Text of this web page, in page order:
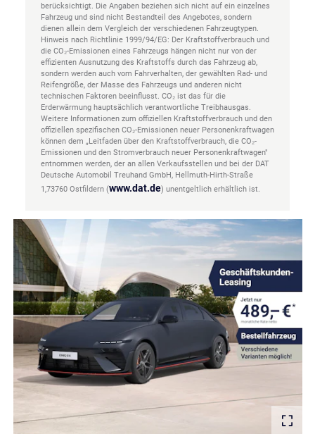
berücksichtigt. Die Angaben beziehen sich nicht auf ein einzelnes
Fahrzeug und sind nicht Bestandteil des Angebotes, sondern
dienen allein dem Vergleich der verschiedenen Fahrzeugtypen.
Hinweis nach Richtlinie 1999/94/EG: Der Kraftstoffverbrauch und
die CO₂-Emissionen eines Fahrzeugs hängen nicht nur von der
effizienten Ausnutzung des Kraftstoffs durch das Fahrzeug ab,
sondern werden auch vom Fahrverhalten, der gewählten Rad- und
Reifengröße, der Masse des Fahrzeugs und anderen nicht
technischen Faktoren beeinflusst. CO₂ ist das für die
Erderwärmung hauptsächlich verantwortliche Treibhausgas.
Weitere Informationen zum offiziellen Kraftstoffverbrauch und den
offiziellen spezifischen CO₂-Emissionen neuer Personenkraftwagen
können dem „Leitfaden über den Kraftstoffverbrauch, die CO₂-
Emissionen und den Stromverbrauch neuer Personenkraftwagen"
entnommen werden, der an allen Verkaufsstellen und bei der DAT
Deutsche Automobil Treuhand GmbH, Hellmuth-Hirth-Straße
1,73760 Ostfildern (www.dat.de) unentgeltlich erhältlich ist.